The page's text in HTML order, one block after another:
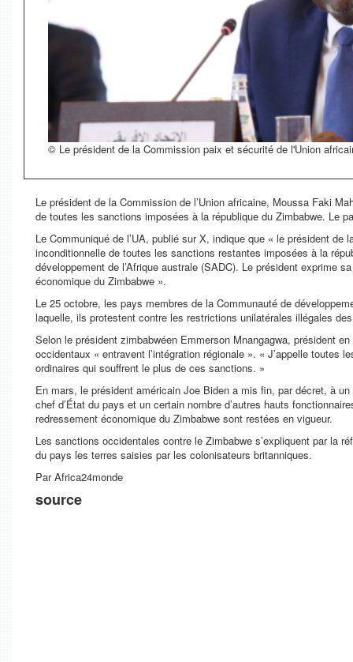
© Le président de la Commission paix et sécurité de l'Union
Le président de la Commission de l’Union africaine, Moussa Faki
de toutes les sanctions imposées à la république du Zimbabwe. Le
Le Communiqué de l’UA, publié sur X, indique que « le président
inconditionnelle de toutes les sanctions restantes imposées à la
développement de l’Afrique australe (SADC). Le président exprime
économique du Zimbabwe ».
Le 25 octobre, les pays membres de la Communauté de
laquelle, ils protestent contre les restrictions unilatérales illégales
Selon le président zimbabwéen Emmerson Mnangagwa, président
occidentaux « entravent l’intégration régionale ». « J’appelle
ordinaires qui souffrent le plus de ces sanctions. »
En mars, le président américain Joe Biden a mis fin, par décret, à
chef d’État du pays et un certain nombre d’autres hauts
redressement économique du Zimbabwe sont restées en vigueur.
Les sanctions occidentales contre le Zimbabwe s’expliquent par la
du pays les terres saisies par les colonisateurs britanniques.
Par Africa24monde
source